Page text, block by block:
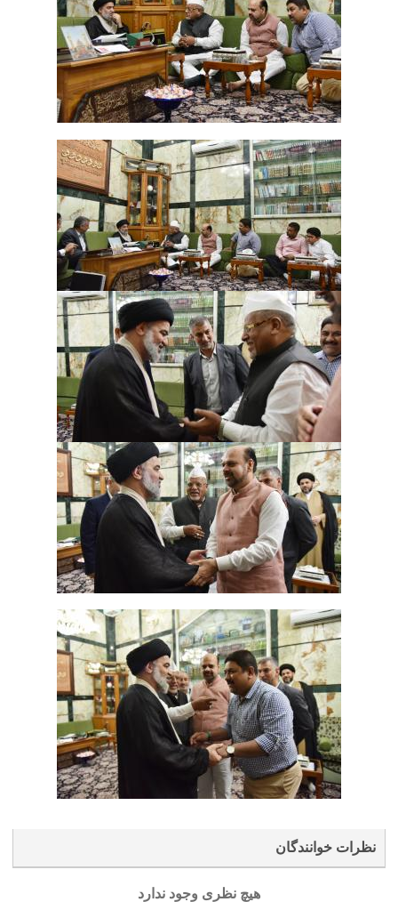
نظرات خوانندگان
هیچ نظری وجود ندارد